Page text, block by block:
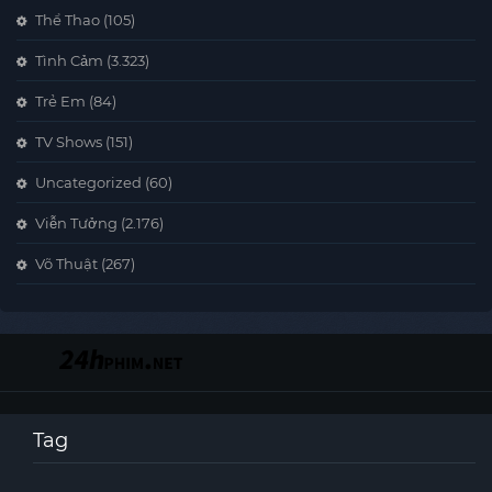
Thể Thao (105)
Tình Cảm (3.323)
Trẻ Em (84)
TV Shows (151)
Uncategorized (60)
Viễn Tưởng (2.176)
Võ Thuật (267)
Tag